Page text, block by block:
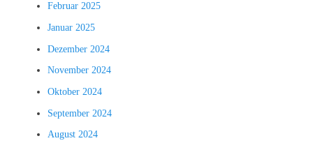
Februar 2025
Januar 2025
Dezember 2024
November 2024
Oktober 2024
September 2024
August 2024